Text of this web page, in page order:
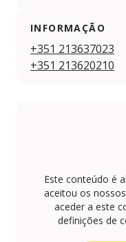
INFORMAÇÃO
+351 213637023
+351 213620210
Este conteúdo é
aceitou os
aceder a este
definições de